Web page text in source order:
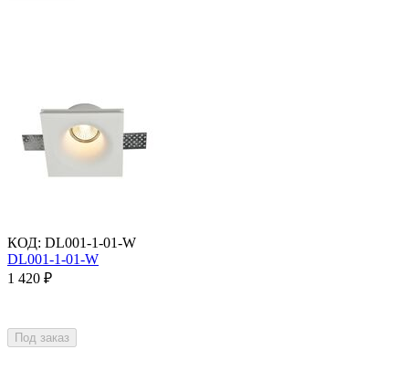
КОД: DL001-1-01-W
DL001-1-01-W
1 420 ₽
Под заказ